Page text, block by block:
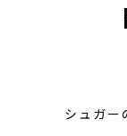
シュガー